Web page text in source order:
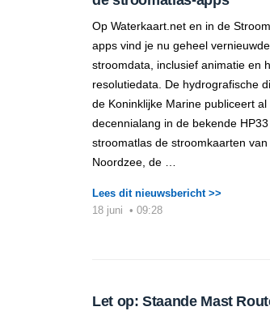
Op Waterkaart.net en in de
apps vind je nu geheel vernieuwde
stroomdata, inclusief animatie en
resolutiedata. De hydrografische
de Koninklijke Marine publiceert al
decennialang in de bekende HP33
stroomatlas de stroomkaarten van
Noordzee, de …
Lees dit nieuwsbericht >>
18 juni • 09:28
Let op: Staande Mast